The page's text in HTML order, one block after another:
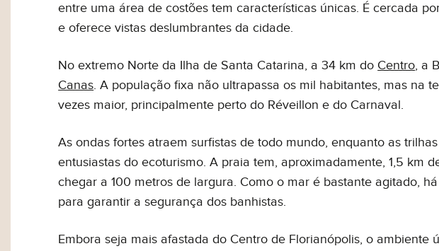
entre uma área de costões tem características únicas. É cercada
e oferece vistas deslumbrantes da cidade.
No extremo Norte da Ilha de Santa Catarina, a 34 km do Centro, a
Canas. A população fixa não ultrapassa os mil habitantes, mas na
vezes maior, principalmente perto do Réveillon e do Carnaval.
As ondas fortes atraem surfistas de todo mundo, enquanto as
entusiastas do ecoturismo. A praia tem, aproximadamente, 1,5 km
chegar a 100 metros de largura. Como o mar é bastante agitado,
para garantir a segurança dos banhistas.
Embora seja mais afastada do Centro de Florianópolis, o ambiente